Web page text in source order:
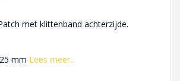
met klittenband achterzijde.
mm Lees meer..